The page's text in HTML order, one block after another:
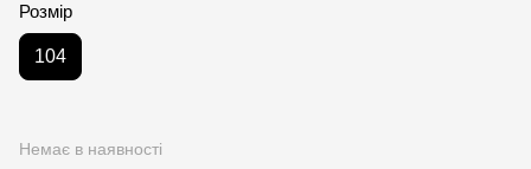
Розмір
104
Немає в наявності